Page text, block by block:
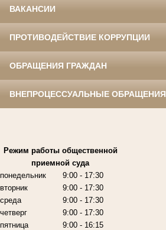
ВАКАНСИИ
ПРОТИВОДЕЙСТВИЕ КОРРУПЦИИ
ОБРАЩЕНИЯ ГРАЖДАН
ВНЕПРОЦЕССУАЛЬНЫЕ ОБРАЩЕНИЯ
Режим работыобщественной
приемной суда
понедельник
вторник
среда
четверг
пятница
9:00 - 17:30
9:00 - 17:30
9:00 - 17:30
9:00 - 17:30
9:00 - 16:15